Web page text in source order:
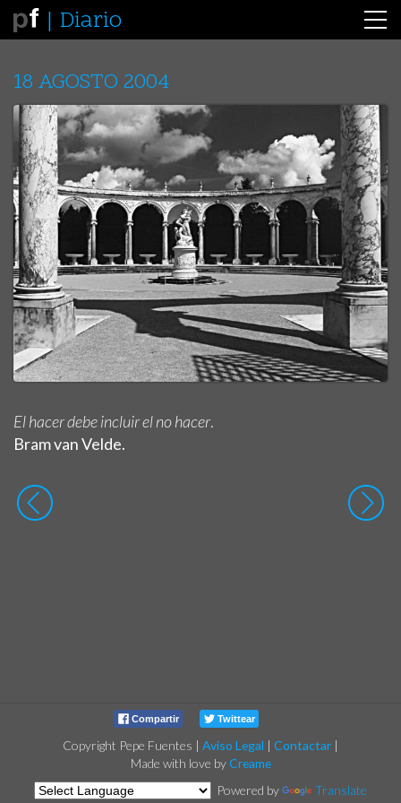
Diario
18 AGOSTO 2004
El hacer debe incluir el no hacer.
Bram van Velde.
Compartir Twittear
Copyright Pepe Fuentes | Aviso Legal | Contactar |
Made with love byCreame
Powered by
Translate